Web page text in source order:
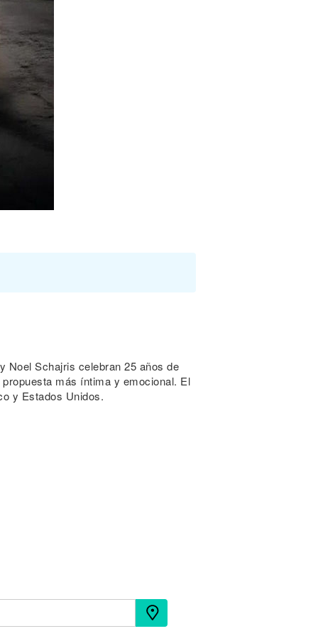
Noel Schajris celebran 25 años de
más íntima y emocional. El
y Estados Unidos.